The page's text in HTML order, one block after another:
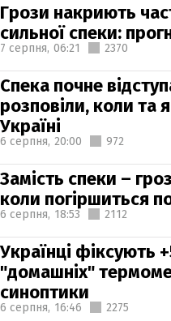
Грози накриють
сильної спеки:
7 серпня, 06:21 2370
Спека почне
розповіли, коли та
Україні
6 серпня, 20:00 972
Замість спеки –
коли погіршиться
6 серпня, 18:53 2112
Українці фіксують
"домашніх"
синоптики
6 серпня, 16:46 2275